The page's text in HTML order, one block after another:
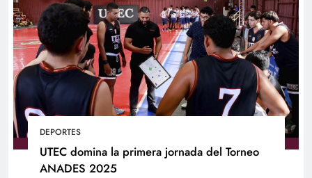
DEPORTES
UTEC domina la primera jornada del Torneo
ANADES 2025